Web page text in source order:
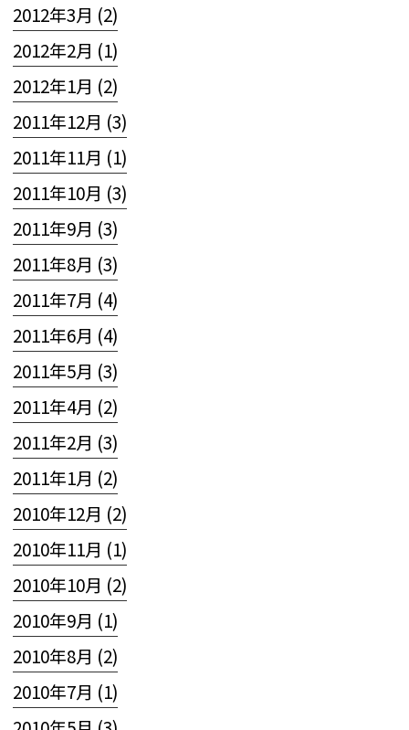
2012年3月 (2)
2012年2月 (1)
2012年1月 (2)
2011年12月 (3)
2011年11月 (1)
2011年10月 (3)
2011年9月 (3)
2011年8月 (3)
2011年7月 (4)
2011年6月 (4)
2011年5月 (3)
2011年4月 (2)
2011年2月 (3)
2011年1月 (2)
2010年12月 (2)
2010年11月 (1)
2010年10月 (2)
2010年9月 (1)
2010年8月 (2)
2010年7月 (1)